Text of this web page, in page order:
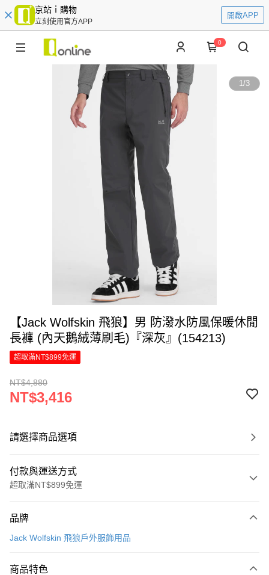
京站ｉ購物
立刻使用官方APP
開啟APP
0
1/3
【Jack Wolfskin 飛狼】男 防潑水防風保暖休閒
長褲 (內天鵝絨薄刷毛)『深灰』(154213)
超取滿NT$899免運
NT$4,880
NT$3,416
請選擇商品選項
付款與運送方式
超取滿NT$899免運
信用卡一次付款
6 期 0 利率 每期
品牌
Jack Wolfskin 飛狼戶外服飾用品
商品特色